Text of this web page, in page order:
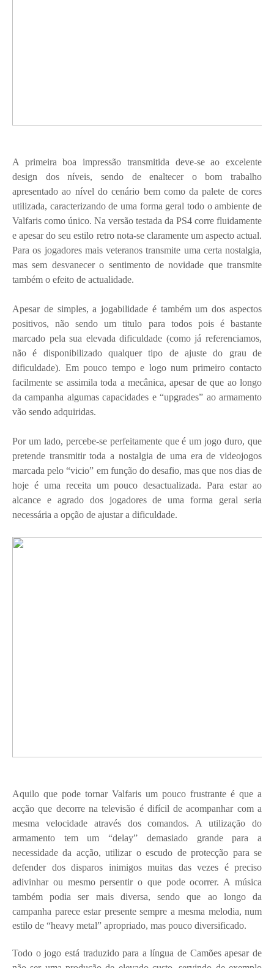
A primeira boa impressão transmitida deve-se ao excelente
design dos níveis, sendo de enaltecer o bom trabalho
apresentado ao nível do cenário bem como da palete de cores
utilizada, caracterizando de uma forma geral todo o ambiente de
Valfaris como único. Na versão testada da PS4 corre fluidamente
e apesar do seu estilo retro nota-se claramente um aspecto actual.
Para os jogadores mais veteranos transmite uma certa nostalgia,
mas sem desvanecer o sentimento de novidade que transmite
também o efeito de actualidade.
Apesar de simples, a jogabilidade é também um dos aspectos
positivos, não sendo um titulo para todos pois é bastante
marcado pela sua elevada dificuldade (como já referenciamos,
não é disponibilizado qualquer tipo de ajuste do grau de
dificuldade). Em pouco tempo e logo num primeiro contacto
facilmente se assimila toda a mecânica, apesar de que ao longo
da campanha algumas capacidades e “upgrades” ao armamento
vão sendo adquiridas.
Por um lado, percebe-se perfeitamente que é um jogo duro, que
pretende transmitir toda a nostalgia de uma era de videojogos
marcada pelo “vicio” em função do desafio, mas que nos dias de
hoje é uma receita um pouco desactualizada. Para estar ao
alcance e agrado dos jogadores de uma forma geral seria
necessária a opção de ajustar a dificuldade.
Aquilo que pode tornar Valfaris um pouco frustrante é que a
acção que decorre na televisão é difícil de acompanhar com a
mesma velocidade através dos comandos. A utilização do
armamento tem um “delay” demasiado grande para a
necessidade da acção, utilizar o escudo de protecção para se
defender dos disparos inimigos muitas das vezes é preciso
adivinhar ou mesmo persentir o que pode ocorrer. A música
também podia ser mais diversa, sendo que ao longo da
campanha parece estar presentesempre a mesma melodia, num
estilo de “heavy metal” apropriado, mas pouco diversificado.
Todo o jogo está traduzido para a língua de Camões apesar de